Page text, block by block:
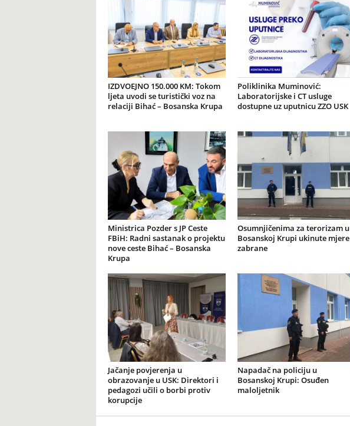
IZDVOEJNO 150.000 KM: Tokom
ljeta uvodi se turistički voz na
relaciji Bihać – Bosanska Krupa
Poliklinika Muminović:
Laboratorijske i CT usluge
dostupne uz uputnicu ZZO USK
Ministrica Pozder s JP Ceste
FBiH: Radni sastanak o projektu
nove ceste Bihać – Bosanska
Krupa
Osumnjičenima za terorizam u
Bosanskoj Krupi ukinute mjere
zabrane
Jačanje povjerenja u
obrazovanje u USK: Direktori i
pedagozi učili o borbi protiv
korupcije
Napadač na policiju u
Bosanskoj Krupi: Osuđen
maloljetnik